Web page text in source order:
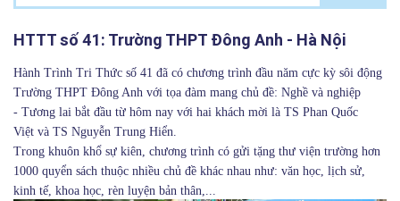
HTTT số 41: Trường THPT Đông Anh - Hà Nội
Hành Trình Tri Thức số 41 đã có chương trình đầu năm cực kỳ sôi động
Trường THPT Đông Anh với tọa đàm mang chủ đề: Nghề và nghiệp
- Tương lai bắt đầu từ hôm nay với hai khách mời là TS Phan Quốc
Việt và TS Nguyễn Trung Hiển.
Trong khuôn khổ sự kiên, chương trình có gửi tặng thư viện trường hơn
1000 quyển sách thuộc nhiều chủ đề khác nhau như: văn học, lịch sử,
kinh tế, khoa học, rèn luyện bản thân,...